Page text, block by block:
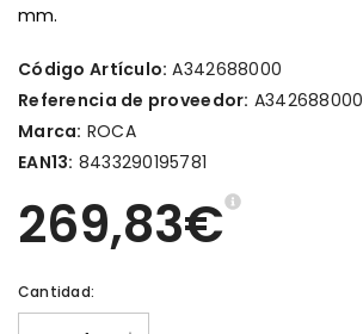
mm.
Código Artículo: A342688000
Referencia de proveedor: A342688000
Marca: ROCA
EAN13: 8433290195781
269,83€
Cantidad: